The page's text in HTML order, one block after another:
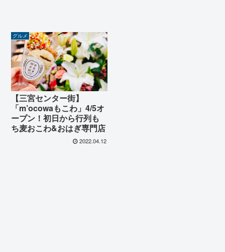
グルメ
【三宮センター街】
「m’ocowaもこわ」4/5オ
ープン！初日から行列も
ち麦おこわ&おはぎ専門店
2022.04.12